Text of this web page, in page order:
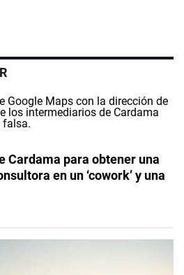
Cardama para obtener una
en un ‘cowork’ y una